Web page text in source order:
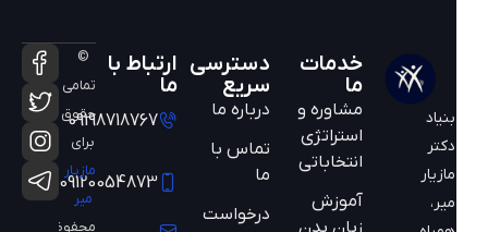
مازیار
خدمات
مشاوره و
استراتژی
انتخاباتی
آموزش
زبان بدن
دسترسی
سریع
درباره ما
تماس با
ما
درخواست
ارتباط با
09198718767
09120054873
©
تمامی
حقوق
مازیار
محفوظ